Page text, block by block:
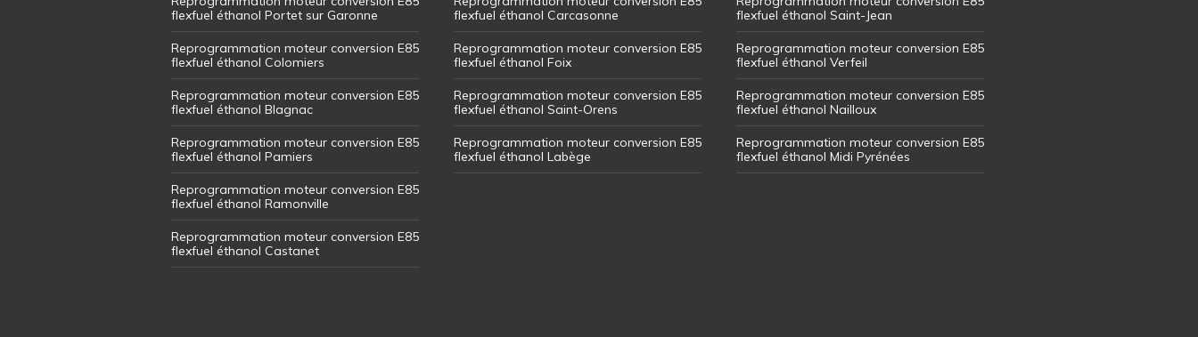
flexfuel éthanol Portet sur Garonne
Reprogrammation moteur conversion E85
flexfuel éthanol Colomiers
Reprogrammation moteur conversion E85
flexfuel éthanol Blagnac
Reprogrammation moteur conversion E85
flexfuel éthanol Pamiers
Reprogrammation moteur conversion E85
flexfuel éthanol Ramonville
Reprogrammation moteur conversion E85
flexfuel éthanol Castanet
flexfuel éthanol Carcasonne
Reprogrammation moteur conversion E85
flexfuel éthanol Foix
Reprogrammation moteur conversion E85
flexfuel éthanol Saint-Orens
Reprogrammation moteur conversion E85
flexfuel éthanol Labège
flexfuel éthanol Saint-Jean
Reprogrammation moteur conversion E85
flexfuel éthanol Verfeil
Reprogrammation moteur conversion E85
flexfuel éthanol Nailloux
Reprogrammation moteur conversion E85
flexfuel éthanol Midi Pyrénées